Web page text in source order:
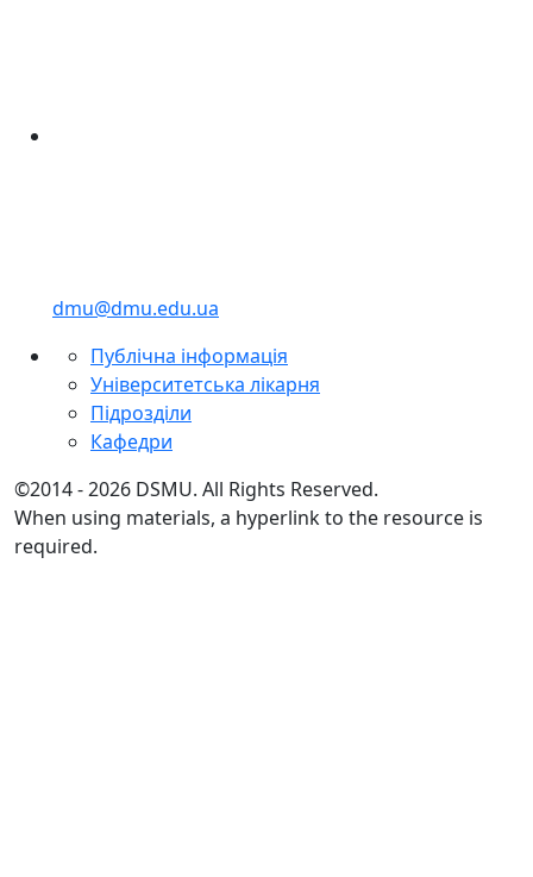
dmu@dmu.edu.ua
Публічна інформація
Університетська лікарня
Підрозділи
Кафедри
©2014 - 2026 DSMU. All Rights Reserved.
When using materials, a hyperlink to the resource is
required.